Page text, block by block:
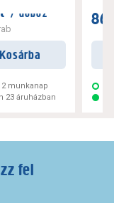
/ doboz
Kosárba
2 munkanap
23 áruházban
fel